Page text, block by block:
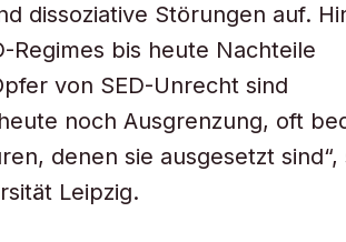
dissoziative Störungen auf.
Regimes bis heute Nachteile
von SED-Unrecht sind
noch Ausgrenzung, oft
denen sie ausgesetzt sind“,
Leipzig.